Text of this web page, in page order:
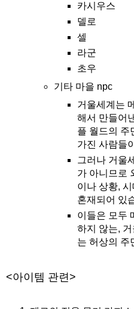
카시우스
델로
셀
라군
초우
기타 마을 npc
거울세계는
해서 만들어
플 월드의 주
가진 사람들
그러나 거울
가 아니므로
이나 상황,
혼재되어 있
이들은 모두
하지 않는,
는 허상의 주
<아이템 관련>